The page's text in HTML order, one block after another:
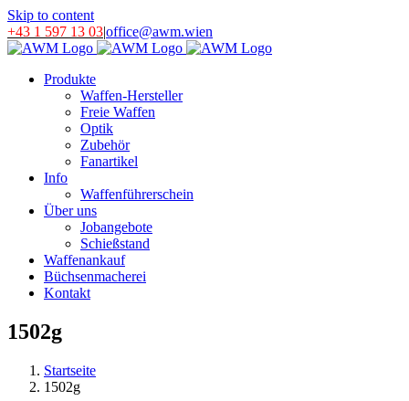
Skip to content
+43 1 597 13 03|office@awm.wien
Produkte
Waffen-Hersteller
Freie Waffen
Optik
Zubehör
Fanartikel
Info
Waffenführerschein
Über uns
Jobangebote
Schießstand
Waffenankauf
Büchsenmacherei
Kontakt
1502g
Startseite
1502g